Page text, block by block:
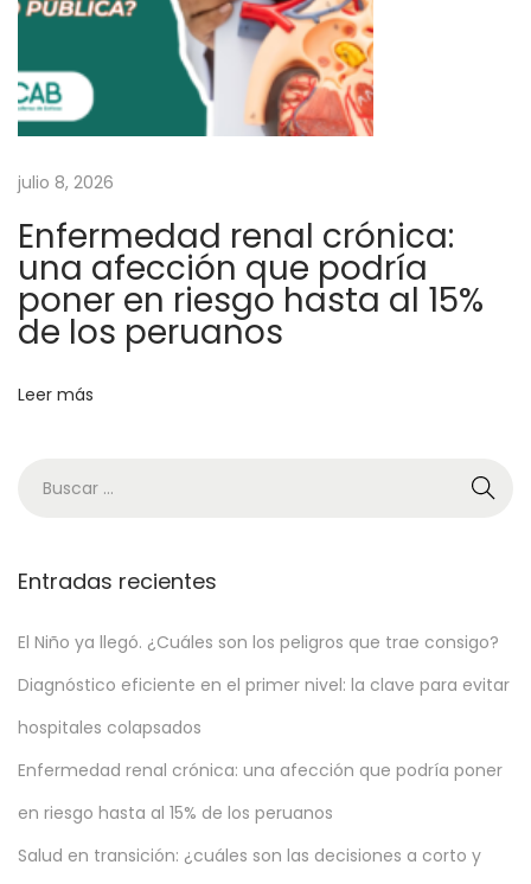
n
c
o
e
z
a
r
á
n
c
i
a
a
d
julio 8, 2026
Enfermedad renal crónica:
una afección que podría
poner en riesgo hasta al 15%
de los peruanos
Leer más
Entradas recientes
El Niño ya llegó. ¿Cuáles son los peligros que trae consigo?
Diagnóstico eficiente en el primer nivel: la clave para evitar
hospitales colapsados
Enfermedad renal crónica: una afección que podría poner
en riesgo hasta al 15% de los peruanos
Salud en transición: ¿cuáles son las decisiones a corto y